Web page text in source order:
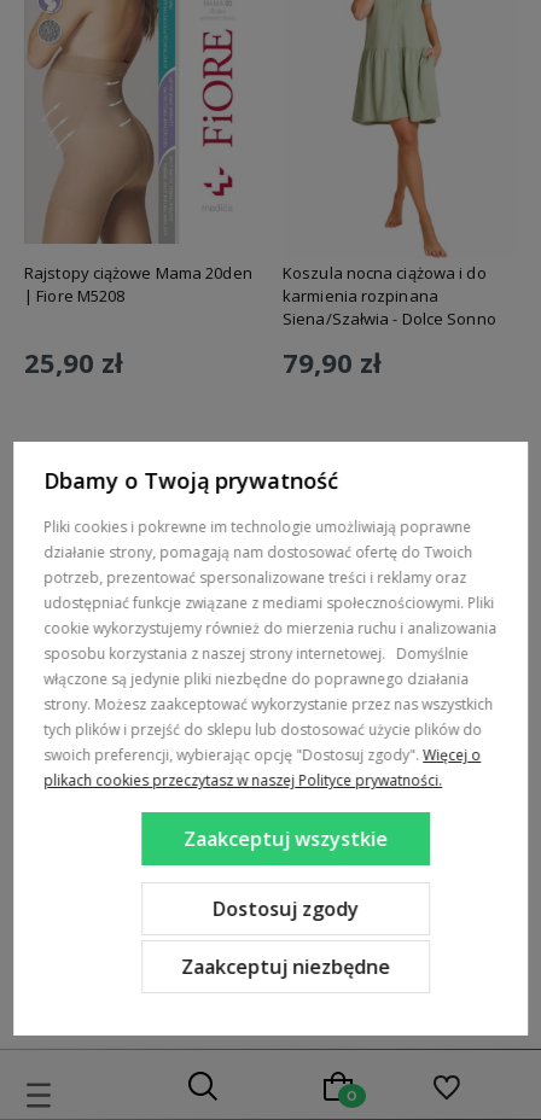
Rajstopy ciążowe Mama 20den
| Fiore M5208
25,90 zł
Koszula nocna ciążowa i do
karmienia rozpinana
Siena/Szałwia - Dolce Sonno
79,90 zł
Bawełniana bluzka dziecięca z
długim rękawem czerwona z
motylem - Imagine | Pinokio
Letni Rampers na napy Orange
- Fruit & Sun Pinokio
59,99 zł
Dbamy o Twoją prywatność
Pliki cookies i pokrewne im technologie umożliwiają poprawne
działanie strony, pomagają nam dostosować ofertę do Twoich
potrzeb, prezentować spersonalizowane treści i reklamy oraz
udostępniać funkcje związane z mediami społecznościowymi. Pliki
cookie wykorzystujemy również do mierzenia ruchu i analizowania
sposobu korzystania z naszej strony internetowej. Domyślnie
włączone są jedynie pliki niezbędne do poprawnego działania
strony. Możesz zaakceptować wykorzystanie przez nas wszystkich
tych plików i przejść do sklepu lub dostosować użycie plików do
swoich preferencji, wybierając opcję "Dostosuj zgody".Więcej o
plikach cookies przeczytasz w naszej Polityce prywatności.
Zaakceptuj niezbędne
Dostosuj zgody
Zaakceptuj wszystkie